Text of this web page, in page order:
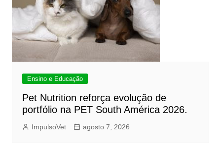
Ensino e Educação
Pet Nutrition reforça evolução de
portfólio na PET South América 2026.
ImpulsoVet agosto 7, 2026